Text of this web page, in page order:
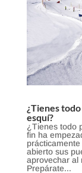
¿Tienes
esquí?
¿Tienes todo
fin ha
abierto sus
aprovechar al
Prepárate...